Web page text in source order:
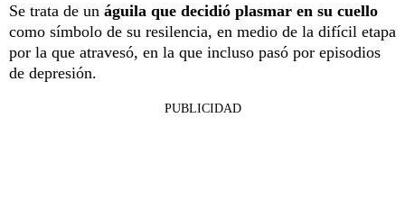
Se trata de un águila que decidió plasmar en su cuello
como símbolo de su resilencia, en medio de la difícil etapa
por la que atravesó, en la que incluso pasó por episodios
de depresión.
PUBLICIDAD